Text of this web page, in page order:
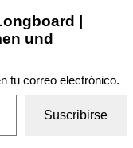
|
und
tu correo electrónico.
Suscribirse